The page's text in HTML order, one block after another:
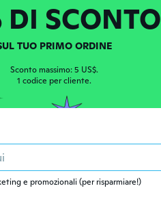
· 3
caricamenti
DI SCONTO
TUO PRIMO ORDINE
Sconto massimo: 5 US$.
1 codice per cliente.
e promozionali (per risparmiare!)